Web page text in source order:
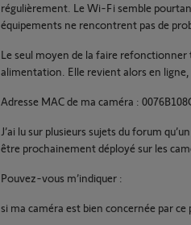
régulièrement. Le Wi-Fi semble
équipements ne rencontrent pas de
Le seul moyen de la faire
alimentation. Elle revient alors en
Adresse MAC de ma caméra :
J’ai lu sur plusieurs sujets du forum
être prochainement déployé sur les
Pouvez-vous m’indiquer :
si ma caméra est bien concernée par ce